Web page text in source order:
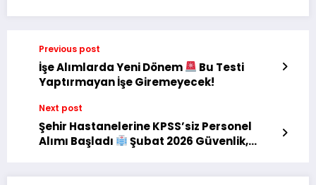
Previous post
İşe Alımlarda Yeni Dönem
Bu Testi
Yaptırmayan İşe Giremeyecek!
Next post
Şehir Hastanelerine KPSS’siz Personel
Alımı Başladı
Şubat 2026 Güvenlik,